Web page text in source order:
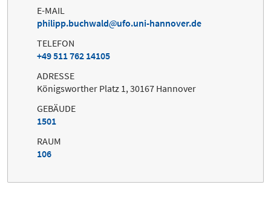
E-MAIL
philipp.buchwald
ufo.uni-hannover.de
TELEFON
+49 511 762 14105
ADRESSE
Königsworther Platz 1, 30167 Hannover
GEBÄUDE
1501
RAUM
106